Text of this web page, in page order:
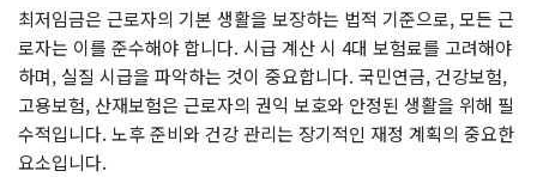
최저임금은 근로자의 기본 생활을 보장하는 법적 기준으로, 모든 근
로자는 이를 준수해야 합니다. 시급 계산 시 4대 보험료를 고려해야
하며, 실질 시급을 파악하는 것이 중요합니다. 국민연금, 건강보험,
고용보험, 산재보험은 근로자의 권익 보호와 안정된 생활을 위해 필
수적입니다. 노후 준비와 건강 관리는 장기적인 재정 계획의 중요한
요소입니다.